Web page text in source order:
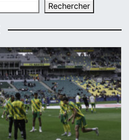
Rechercher